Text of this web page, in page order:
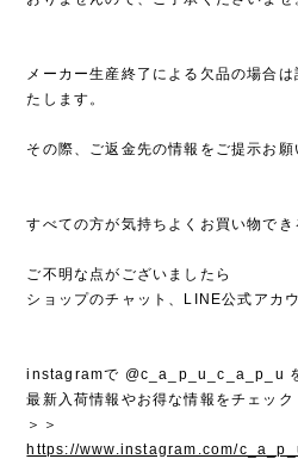
メーカー生産終了による欠品の場合
たします。
その際、ご返金先の情報をご提示お願
すべての方が気持ちよくお買い物でき
ご不明な点がございましたら
ショップのチャット、LINE公式アカ
instagramで @c_a_p_u_c_a_p_u を
最新入荷情報やお得な情報をチェック
＞＞
https://www.instagram.com/